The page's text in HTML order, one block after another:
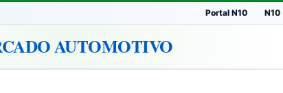
Portal N10 N10
AUTOMOTIVO